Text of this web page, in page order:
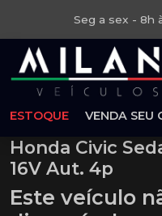
Seg a sex - 8h
ESTOQUE VENDA SEU
Honda Civic
16V Aut. 4p
Este veículo